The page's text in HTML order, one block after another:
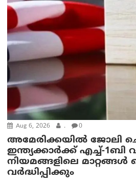
Aug 6, 2026 . 0
അമേരിക്കയില്‍ ജോലി
ഇന്ത്യക്കാർക്ക് എച്ച്-1ബി
നിയമങ്ങളിലെ
വർദ്ധിപ്പിക്കും